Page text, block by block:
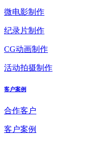
微电影制作
纪录片制作
CG动画制作
活动拍摄制作
客户案例
合作客户
客户案例